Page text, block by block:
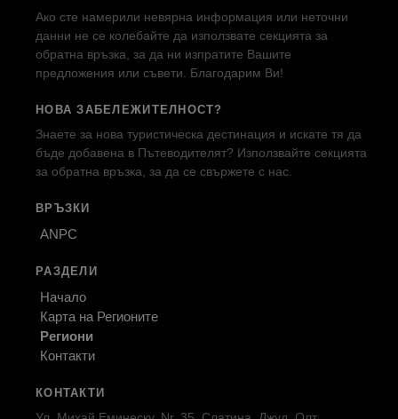
Ако сте намерили невярна информация или неточни
данни не се колебайте да използвате секцията за
обратна връзка, за да ни изпратите Вашите
предложения или съвети. Благодарим Ви!
НОВА ЗАБЕЛЕЖИТЕЛНОСТ?
Знаете за нова туристическа дестинация и искате тя да
бъде добавена в Пътеводителят? Използвайте секцията
за обратна връзка, за да се свържете с нас.
ВРЪЗКИ
ANPC
РАЗДЕЛИ
Начало
Карта на Регионите
Региони
Контакти
КОНТАКТИ